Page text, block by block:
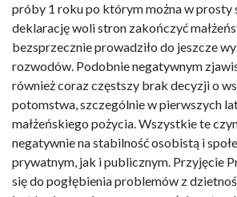
próby 1 roku po którym można w prosty
deklarację woli stron zakończyć
bezsprzecznie prowadziło do jeszcze
rozwodów. Podobnie negatywnym
również coraz częstszy brak decyzji o
potomstwa, szczególnie w pierwszych
małżeńskiego pożycia. Wszystkie te
negatywnie na stabilność osobistą i
prywatnym, jak i publicznym. Przyjęcie
się do pogłębienia problemów z